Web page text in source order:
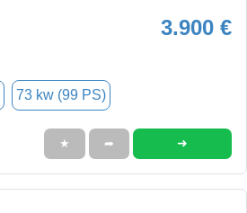
3.900 €
73 kw (99 PS)
★ ➦ ➜